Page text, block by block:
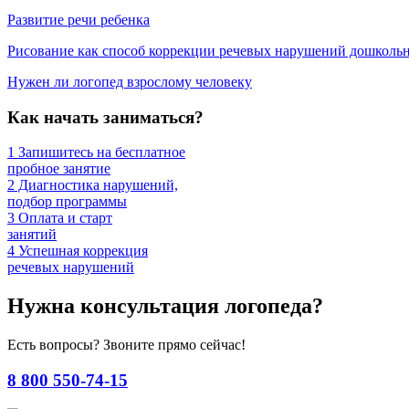
Развитие речи ребенка
Рисование как способ коррекции речевых нарушений
Нужен ли логопед взрослому человеку
Как начать заниматься?
1 Запишитесь на бесплатное
пробное занятие
2 Диагностика нарушений,
подбор программы
3 Оплата и старт
занятий
4 Успешная коррекция
речевых нарушений
Нужна консультация логопеда?
Есть вопросы? Звоните прямо сейчас!
8 800 550-74-15